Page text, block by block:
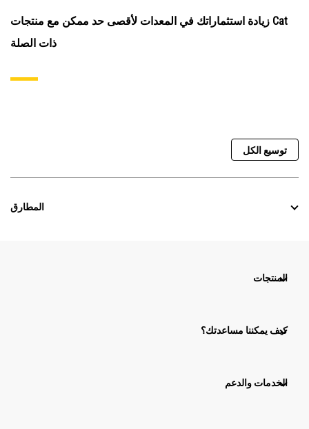
زيادة استثماراتك في المعدات لأقصى حد ممكن مع منتجات Cat
ذات الصلة
توسيع الكل
المطارق
المنتجات
كيف يمكننا مساعدتك؟
الخدمات والدعم